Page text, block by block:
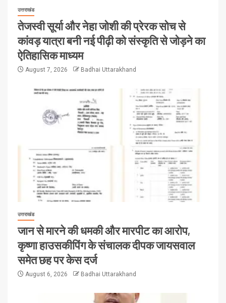
उत्तराखंड
तेजस्वी सूर्या और नेहा जोशी की प्रेरक सोच से
कांवड़ यात्रा बनी नई पीढ़ी को संस्कृति से जोड़ने का
ऐतिहासिक माध्यम
August 7, 2026 Badhai Uttarakhand
उत्तराखंड
जान से मारने की धमकी और मारपीट का आरोप,
कृष्णा हाउसकीपिंग के संचालक दीपक जायसवाल
समेत छह पर केस दर्ज
August 6, 2026 Badhai Uttarakhand